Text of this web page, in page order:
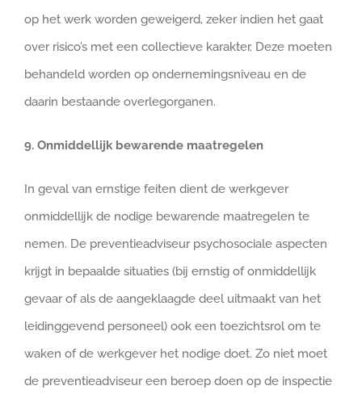
op het werk worden geweigerd, zeker indien het gaat
over risico’s met een collectieve karakter. Deze moeten
behandeld worden op ondernemingsniveau en de
daarin bestaande overlegorganen.
9. Onmiddellijk bewarende maatregelen
In geval van ernstige feiten dient de werkgever
onmiddellijk de nodige bewarende maatregelen te
nemen. De preventieadviseur psychosociale aspecten
krijgt in bepaalde situaties (bij ernstig of onmiddellijk
gevaar of als de aangeklaagde deel uitmaakt van het
leidinggevend personeel) ook een toezichtsrol om te
waken of de werkgever het nodige doet. Zo niet moet
de preventieadviseur een beroep doen op de inspectie